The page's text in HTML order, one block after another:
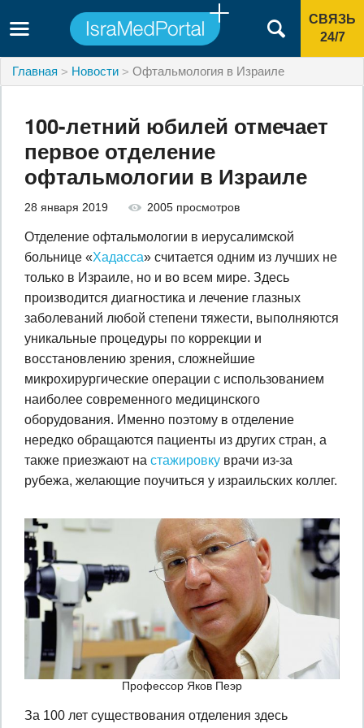
СВЯЗЬ
24/7
Главная Новости Офтальмология в Израиле
100-летний юбилей отмечает
первое отделение
офтальмологии в Израиле
28 января 2019 2005 просмотров
Отделение офтальмологии в иерусалимской
больнице «Хадасса» считается одним из лучших не
только в Израиле, но и во всем мире. Здесь
производится диагностика и лечение глазных
заболеваний любой степени тяжести, выполняются
уникальные процедуры по коррекции и
восстановлению зрения, сложнейшие
микрохирургические операции с использованием
наиболее современного медицинского
оборудования. Именно поэтому в отделение
нередко обращаются пациенты из других стран, а
также приезжают на стажировку врачи из-за
рубежа, желающие поучиться у израильских коллег.
Профессор Яков Пеэр
За 100 лет существования отделения здесь